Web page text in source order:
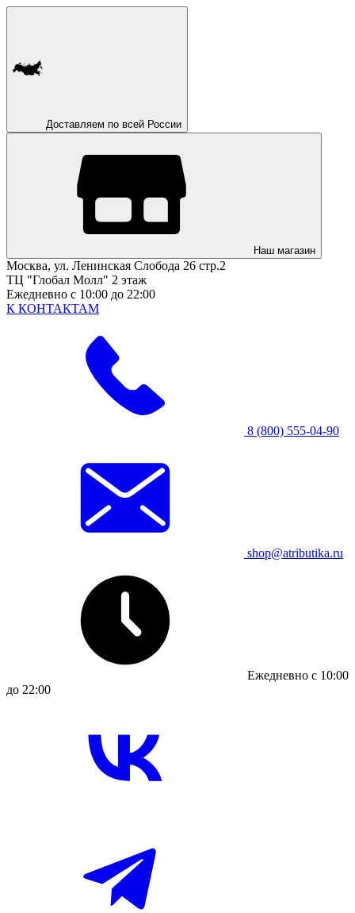
Доставляем по всей России
Наш магазин
Москва, ул. Ленинская Слобода 26 стр.2
ТЦ "Глобал Молл" 2 этаж
Ежедневно с 10:00 до 22:00
К КОНТАКТАМ
8 (800) 555-04-90
shop@atributika.ru
Ежедневно с 10:00
до 22:00